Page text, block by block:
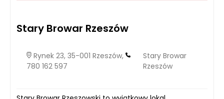
Stary Browar Rzeszów
Rynek 23, 35-001 Rzeszów,
780 162 597
Stary Browar
Rzeszów